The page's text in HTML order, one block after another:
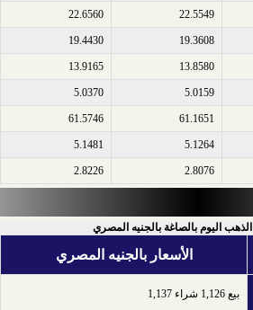
22.5549
22.6560
19.3608
19.4430
13.8580
13.9165
5.0159
5.0370
61.1651
61.5746
5.1264
5.1481
2.8076
2.8226
اليوم بالصاغة بالجنيه المصري
الأسعار بالجنيه المصري
بيع 1,126 شراء 1,137